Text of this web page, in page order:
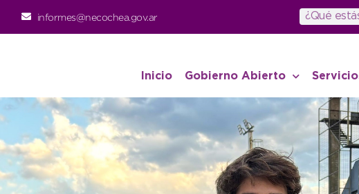
informes@necochea.gov.ar
Inicio Gobierno Abierto